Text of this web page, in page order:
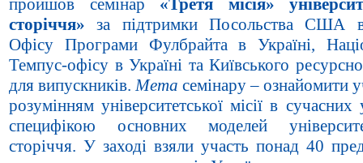
сторіччя» за підтримки Посольства США в
Офісу Програми Фулбрайта в Україні,
Темпус-офісу в Україні та Київського
для випускників. Мета семінару – ознайомити
розумінням університетської місії в
специфікою основних моделей
сторіччя. У заході взяли участь понад 40